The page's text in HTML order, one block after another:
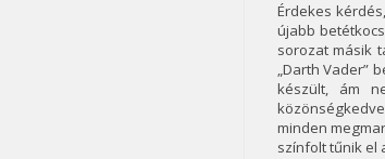
Érdekes
újabb
sorozat másik
„Darth Vader”
készült, ám
minden
színfolt tűnik el